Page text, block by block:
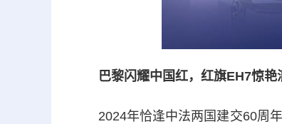
巴黎闪耀中国红，红旗EH7惊艳
2024年恰逢中法两国建交60周年